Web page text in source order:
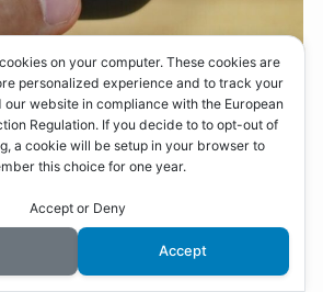
すことで開閉できるようになり
on your computer. These cookies are
personalized experience and to track your
website in compliance with the European
Regulation. If you decide to to opt-out of
a cookie will be setup in your browser to
this choice for one year.
Accept or Deny
Accept